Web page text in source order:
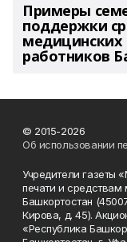
Примеры
поддержки
медицинских
работников
© 2015-2026
Об использовании
Учредители газеты
печати и
Башкортостан
Кирова, д. 45).
«Республика